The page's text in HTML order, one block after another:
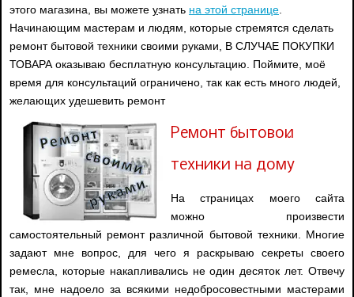
этого магазина, вы можете узнать на этой странице.
Начинающим мастерам и людям, которые стремятся сделать
ремонт бытовой техники своими руками, В СЛУЧАЕ ПОКУПКИ
ТОВАРА оказываю бесплатную консультацию. Поймите, моё
время для консультаций ограничено, так как есть много людей,
желающих удешевить ремонт
Ремонт бытовой
техники на дому
На страницах моего сайта
можно произвести
самостоятельный ремонт различной бытовой техники. Многие
задают мне вопрос, для чего я раскрываю секреты своего
ремесла, которые накапливались не один десяток лет. Отвечу
так, мне надоело за всякими недобросовестными мастерами